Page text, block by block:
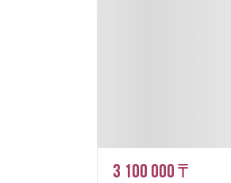
3 100 000 ₸